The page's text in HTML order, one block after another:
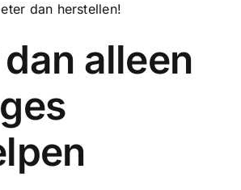
dan herstellen!
alleen